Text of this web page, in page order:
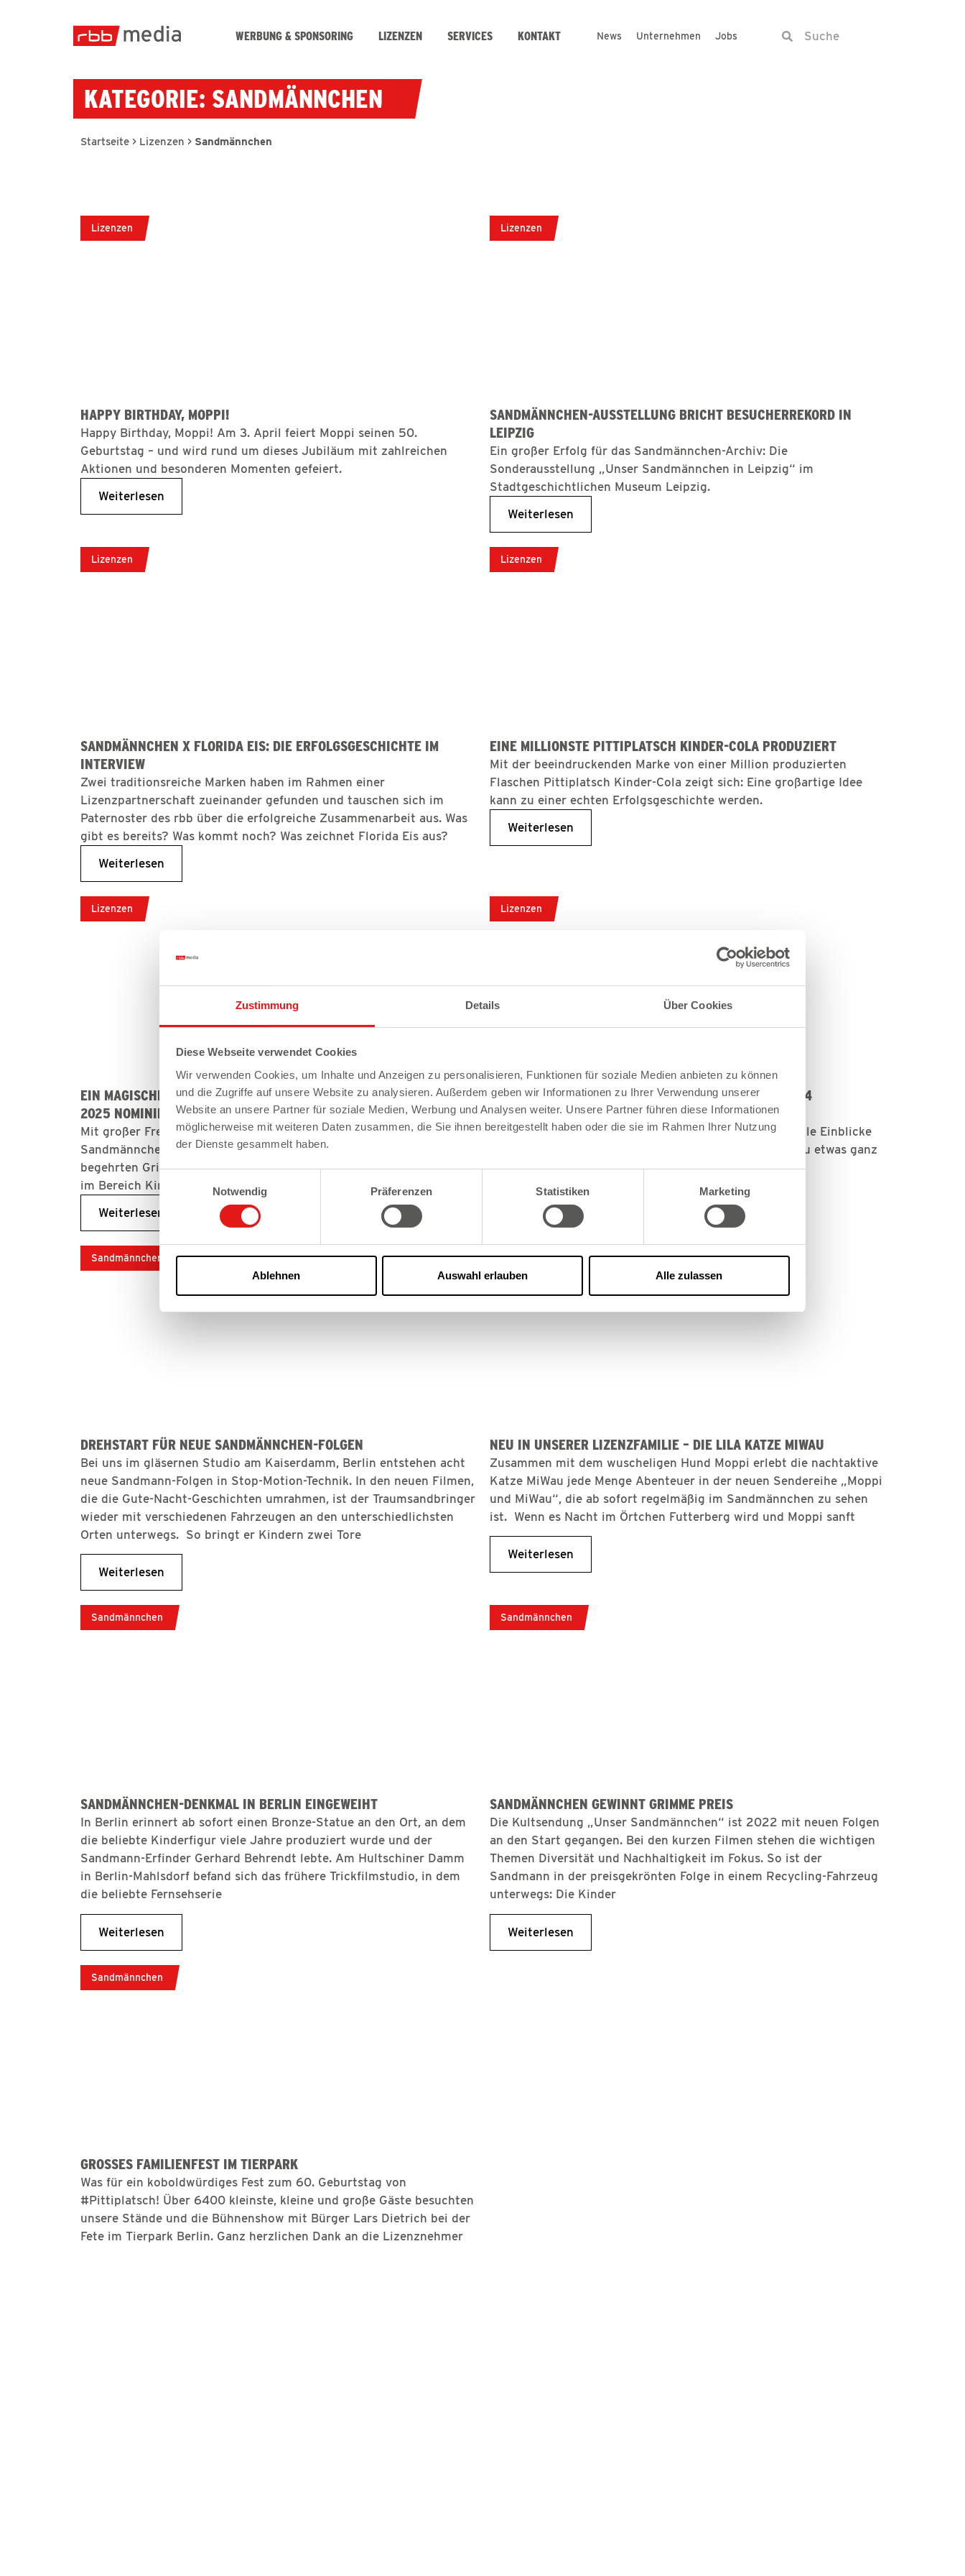
Zustimmung Details Über Cookies
Diese Webseite verwendet Cookies
Wir verwenden Cookies, um Inhalte und Anzeigen zu personalisieren, Funktionen für soziale Medien anbieten zu können
und die Zugriffe auf unsere Website zu analysieren. Außerdem geben wir Informationen zu Ihrer Verwendung unserer
Website an unsere Partner für soziale Medien, Werbung und Analysen weiter. Unsere Partner führen diese Informationen
möglicherweise mit weiteren Daten zusammen, die Sie ihnen bereitgestellt haben oder die sie im Rahmen Ihrer Nutzung
der Dienste gesammelt haben.
Notwendig
Präferenzen Statistiken Marketing
Ablehnen Auswahl erlauben Alle zulassen
WERBUNG & SPONSORING LIZENZEN SERVICES KONTAKT News Unternehmen Jobs
KATEGORIE: SANDMÄNNCHEN
Startseite> Lizenzen > Sandmännchen
Lizenzen
HAPPY BIRTHDAY, MOPPI!
Happy Birthday, Moppi! Am 3. April feiert Moppi seinen 50.
Geburtstag – und wird rund um dieses Jubiläum mit zahlreichen
Aktionen und besonderen Momenten gefeiert.
Weiterlesen
Lizenzen
SANDMÄNNCHEN-AUSSTELLUNG BRICHT BESUCHERREKORD IN
LEIPZIG
Ein großer Erfolg für das Sandmännchen-Archiv: Die
Sonderausstellung „Unser Sandmännchen in Leipzig“ im
Stadtgeschichtlichen Museum Leipzig.
Weiterlesen
Lizenzen
SANDMÄNNCHEN X FLORIDA EIS: DIE ERFOLGSGESCHICHTE IM
INTERVIEW
Zwei traditionsreiche Marken haben im Rahmen einer
Lizenzpartnerschaft zueinander gefunden und tauschen sich im
Paternoster des rbb über die erfolgreiche Zusammenarbeit aus. Was
gibt es bereits? Was kommt noch? Was zeichnet Florida Eis aus?
Weiterlesen
Lizenzen
EINE MILLIONSTE PITTIPLATSCH KINDER-COLA PRODUZIERT
Mit der beeindruckenden Marke von einer Million produzierten
Flaschen Pittiplatsch Kinder-Cola zeigt sich: Eine großartige Idee
kann zu einer echten Erfolgsgeschichte werden.
Weiterlesen
Lizenzen
EIN MAGISCHER MOMENT: SANDMÄNNCHEN FÜR DEN GRIMME-PREIS
2025 NOMINIERT
Mit großer Freude und Stolz dürfen wir verkünden, dass der
Sandmännchen-Film „Eine Reise zur Traumsandmühle“ für den
begehrten Grimme-Preis nominiert wurde – in der Kategorie Spezial
im Bereich Kinder & Jugend.
Weiterlesen
Lizenzen
SANDMÄNNCHEN-LIZENZNEHMERTREFFEN IM STUDIO14
Hoch über den Dächern Berlins fand unser diesjähriges
Sandmännchen-Lizenznehmertreffen statt. Redaktionelle Einblicke
und viele inspirierende Gespräche machten das Event zu etwas ganz
Besonderem.
Weiterlesen
Sandmännchen
DREHSTART FÜR NEUE SANDMÄNNCHEN-FOLGEN
Bei uns im gläsernen Studio am Kaiserdamm, Berlin entstehen acht
neue Sandmann-Folgen in Stop-Motion-Technik. In den neuen Filmen,
die die Gute-Nacht-Geschichten umrahmen, ist der Traumsandbringer
wieder mit verschiedenen Fahrzeugen an den unterschiedlichsten
Orten unterwegs. So bringt er Kindern zwei Tore
Weiterlesen
Sandmännchen
NEU IN UNSERER LIZENZFAMILIE – DIE LILA KATZE MIWAU
Zusammen mit dem wuscheligen Hund Moppi erlebt die nachtaktive
Katze MiWau jede Menge Abenteuer in der neuen Sendereihe „Moppi
und MiWau“, die ab sofort regelmäßig im Sandmännchen zu sehen
ist. Wenn es Nacht im Örtchen Futterberg wird und Moppi sanft
Weiterlesen
Sandmännchen
SANDMÄNNCHEN-DENKMAL IN BERLIN EINGEWEIHT
In Berlin erinnert ab sofort einen Bronze-Statue an den Ort, an dem
die beliebte Kinderfigur viele Jahre produziert wurde und der
Sandmann-Erfinder Gerhard Behrendt lebte. Am Hultschiner Damm
in Berlin-Mahlsdorf befand sich das frühere Trickfilmstudio, in dem
die beliebte Fernsehserie
Weiterlesen
Sandmännchen
SANDMÄNNCHEN GEWINNT GRIMME PREIS
Die Kultsendung „Unser Sandmännchen“ ist 2022 mit neuen Folgen
an den Start gegangen. Bei den kurzen Filmen stehen die wichtigen
Themen Diversität und Nachhaltigkeit im Fokus. So ist der
Sandmann in der preisgekrönten Folge in einem Recycling-Fahrzeug
unterwegs: Die Kinder
Weiterlesen
Sandmännchen
GROSSES FAMILIENFEST IM TIERPARK
Was für ein koboldwürdiges Fest zum 60. Geburtstag von
#Pittiplatsch! Über 6400 kleinste, kleine und große Gäste besuchten
unsere Stände und die Bühnenshow mit Bürger Lars Dietrich bei der
Fete im Tierpark Berlin. Ganz herzlichen Dank an die Lizenznehmer